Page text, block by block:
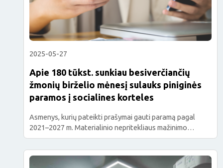
2025-05-27
Apie 180 tūkst. sunkiau besiverčiančių
žmonių birželio mėnesį sulauks piniginės
paramos į socialines korteles
Asmenys, kurių pateikti prašymai gauti paramą pagal
2021–2027 m. Materialinio nepritekliaus mažinimo
programą, finansuojamą Europos socialinio fondo plius
lėšomis, bus patenkinti iki 2025 m. gegužės 30 d. (imtinai),
įtraukiami į 2025 m. antrojo ketvirčio paramos gavėjų